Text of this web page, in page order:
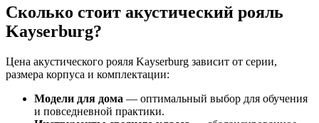
Сколько стоит акустический рояль
Kayserburg?
Цена акустического рояля Kayserburg зависит от серии,
размера корпуса и комплектации:
Модели для дома — оптимальный выбор для обучения
и повседневной практики.